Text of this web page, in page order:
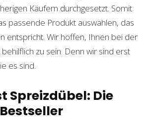
Käufern durchgesetzt. Somit
passende Produkt auswählen, das
entspricht. Wir hoffen, Ihnen bei der
zu sein. Denn wir sind erst
es sind.
Spreizdübel: Die